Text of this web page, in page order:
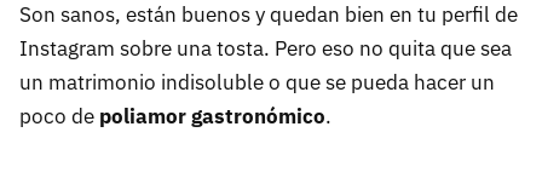
Son sanos, están buenos y quedan bien en tu perfil de
Instagram sobre una tosta. Pero eso no quita que sea
un matrimonio indisoluble o que se pueda hacer un
poco de poliamor gastronómico.